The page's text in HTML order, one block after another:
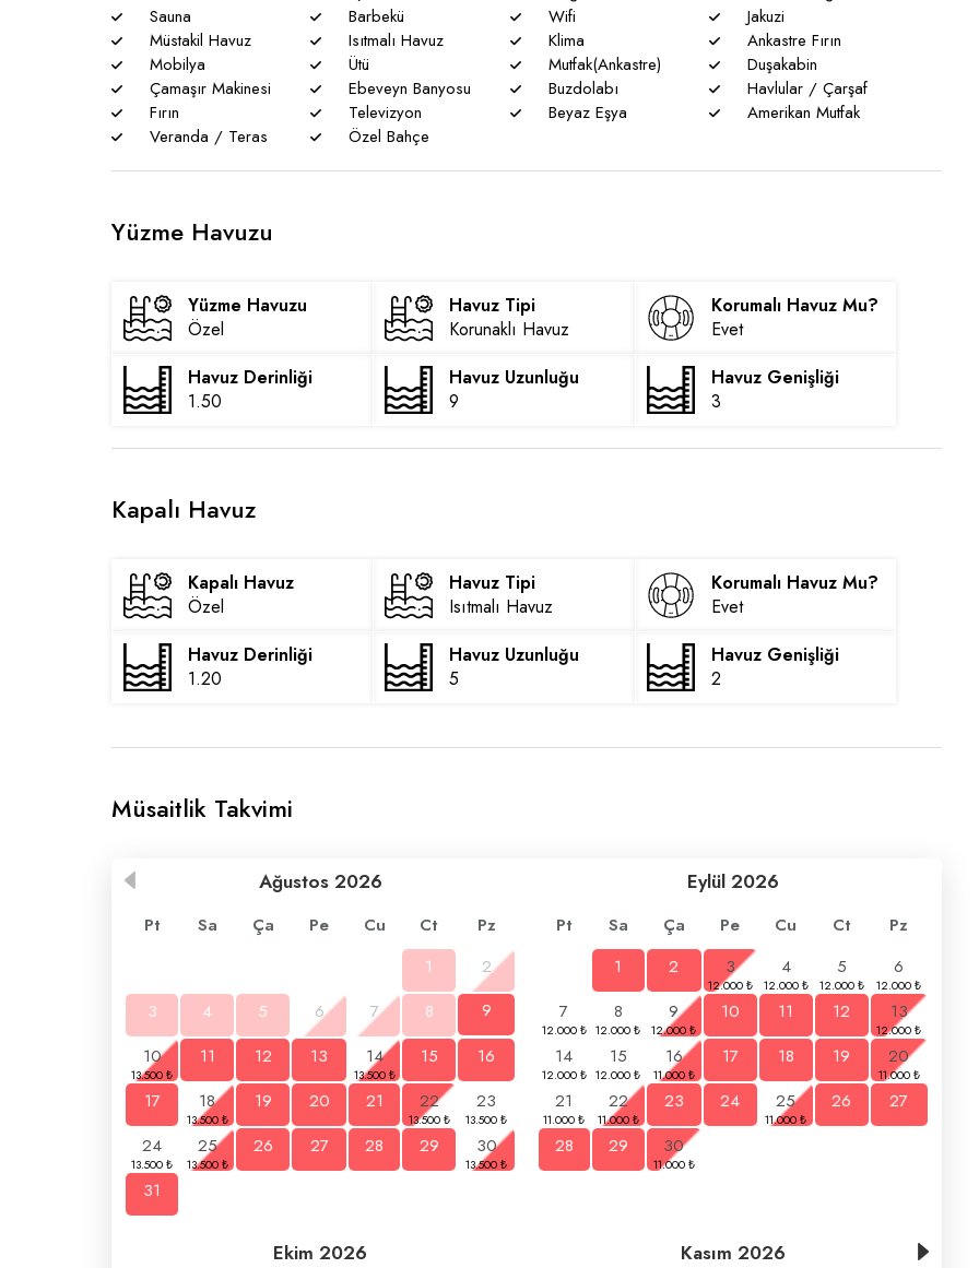
* Havuzu korunaklı villalarımızda sizlere %100 görünmeme garantisi verememekteyiz. Bu villalarımızda her
zaman %5 sakınma payı mevcuttur.
* Villalarımızda yaz aylarında yoğun nüfus artışı nedeniyle nadiren de olsa elektrik ve su kesintileri
yaşanabilmektedir.
Sauna
Barbekü Wifi
Jakuzi
Müstakil Havuz
Isıtmalı Havuz Klima
Ankastre Fırın
Mobilya
Ütü Mutfak(Ankastre)
Duşakabin
Çamaşır Makinesi
Ebeveyn Banyosu Buzdolabı
Havlular / Çarşaf
Fırın
Televizyon Beyaz Eşya
Amerikan Mutfak
Veranda / Teras
Özel Bahçe
Yüzme Havuzu
Yüzme Havuzu
Özel
Havuz Tipi
Korunaklı Havuz
Korumalı Havuz Mu?
Evet
Havuz Derinliği
1.50
Havuz Uzunluğu
9
Havuz Genişliği
3
Kapalı Havuz
Kapalı Havuz
Özel
Havuz Tipi
Isıtmalı Havuz
Korumalı Havuz Mu?
Evet
Havuz Derinliği
1.20
Havuz Uzunluğu
5
Havuz Genişliği
2
Müsaitlik Takvimi
Ağustos 2026
Pt Sa Ça Pe Cu Ct
Pz
1
2
3
4 5 6 7 8 9
10 11 12 13 14 15
16
17
18 19 20 21 22
23
24
25 26 27 28 29
30
31
Eylül 2026
Pt Sa Ça Pe Cu Ct
Pz
1
2 3 4 5
6
7
8 9 10 11 12
13
14
15 16 17 18 19
20
21
22 23 24 25 26
27
28
29 30
Ekim 2026 Kasım 2026